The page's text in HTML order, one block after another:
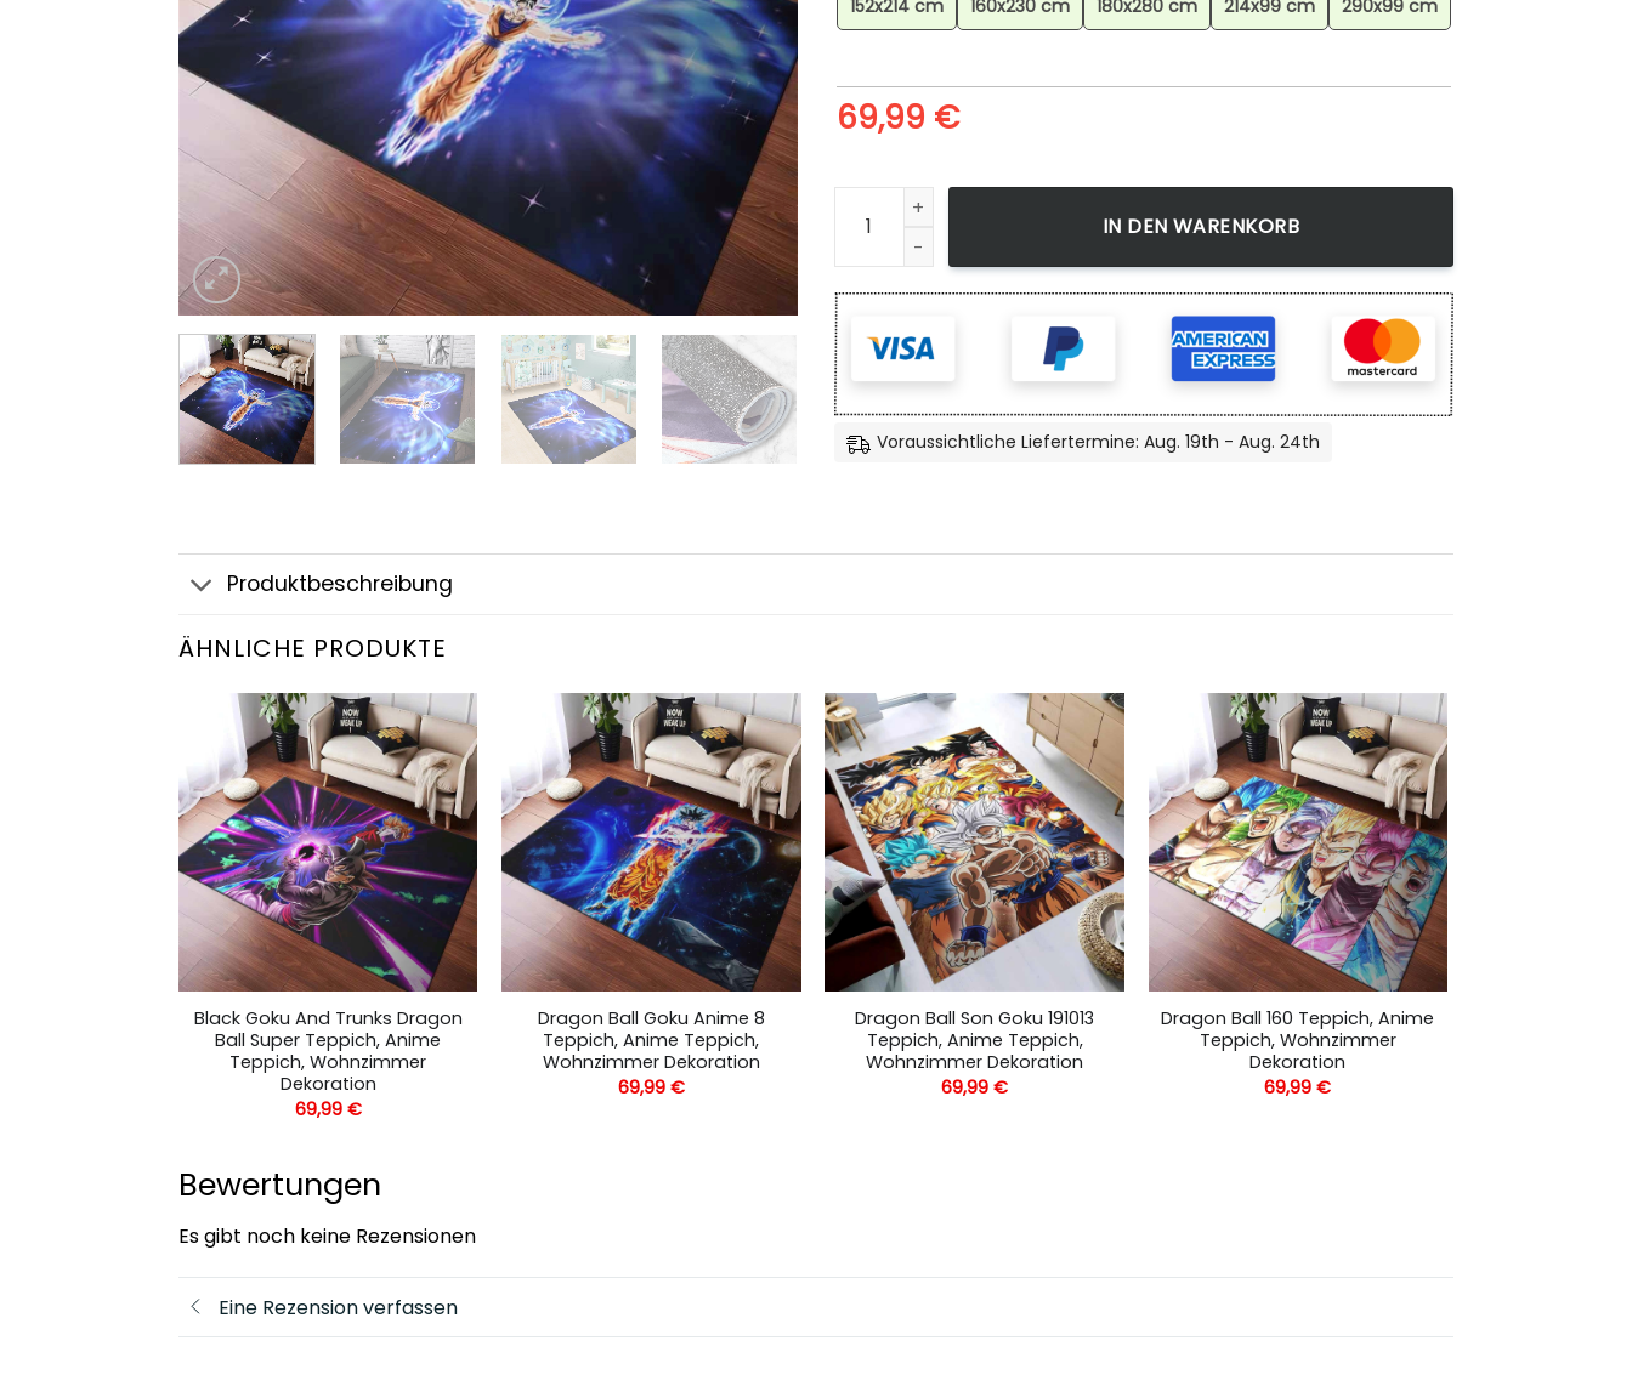
152x214 cm 160x230 cm 180x280 cm 214x99 cm 290x99 cm
69,99 €
Dragon Ball Goku Anime 9 Teppich, Anime Teppich, Wohnzimmer Dekoration Menge
IN DEN WARENKORB
Voraussichtliche Liefertermine: Aug. 19th - Aug. 24th
Produktbeschreibung
ÄHNLICHE PRODUKTE
Black Goku And Trunks Dragon
Ball Super Teppich, Anime
Teppich, Wohnzimmer
Dekoration
69,99 €
Dragon Ball Goku Anime 8
Teppich, Anime Teppich,
Wohnzimmer Dekoration
69,99 €
Dragon Ball Son Goku 191013
Teppich, Anime Teppich,
Wohnzimmer Dekoration
69,99€
Dragon Ball 160 Teppich, Anime
Teppich, Wohnzimmer
Dekoration
69,99€
Bewertungen
Es gibt noch keine Rezensionen
Eine Rezension verfassen